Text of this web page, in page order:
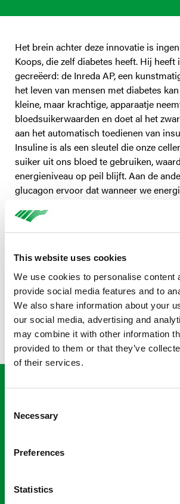
This website uses cookies
We use cookies to personalise content
provide social media features and to
We also share information about your
our social media, advertising and
may combine it with other information
provided to them or that they’ve
of their services.
Selection
Necessary
Preferences
Statistics
Het brein achter deze innovatie is
Koops, die zelf diabetes heeft. Hij heeft
gecreëerd: de Inreda AP, een
het leven van mensen met diabetes
kleine, maar krachtige, apparaatje
bloedsuikerwaarden en doet al het
aan het automatisch toedienen van
Insuline is als een sleutel die onze
suiker uit ons bloed te gebruiken,
energieniveau op peil blijft. Aan de
glucagon ervoor dat wanneer we
natuurlijke energieboost.
en 18 jaar die type 1 diabetes hebben.
bloedsuikerniveau meerdere malen per
en zelf regelmatig insuline toedienen
bloedsuikerwaardes stabiel te houden.
diabetes is er nooit even niet.
"Reggeborgh Foundation
onderzoeken naar de
alvleesklier zodat deze
beschikbaar wordt voor
vanaf 12 jaar, want zij zijn
een gezond en zorgeloze